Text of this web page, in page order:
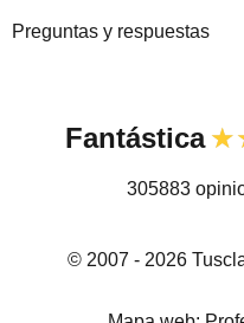
Preguntas y respuestas
Fantástica
305883
© 2007 - 2026